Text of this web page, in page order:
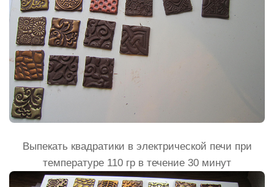
Выпекать квадратики в электрической печи при
температуре 110 гр в течение 30 минут